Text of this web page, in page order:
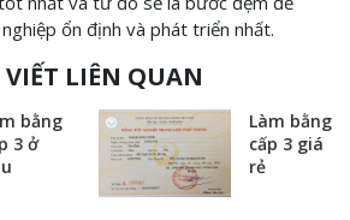
ổn định và phát triển nhất.
VIẾT LIÊN QUAN
bằng
3 ở
Làm bằng
cấp 3 giá
rẻ